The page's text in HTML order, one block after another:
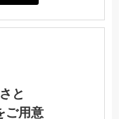
と
ご用意